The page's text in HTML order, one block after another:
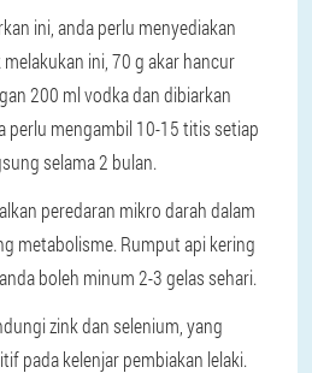
ini, anda perlu menyediakan
ini, 70 g akar hancur
200 ml vodka dan dibiarkan
perlu mengambil 10-15 titis setiap
selama 2 bulan.
peredaran mikro darah dalam
metabolisme. Rumput api kering
boleh minum 2-3 gelas sehari.
zink dan selenium, yang
pada kelenjar pembiakan lelaki.